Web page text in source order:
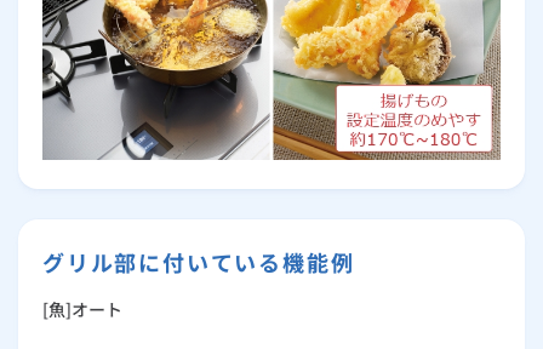
グリル部に付いている機能例
[魚]オート